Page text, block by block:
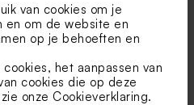
van cookies om je
en om de website en
op je behoeften en
het aanpassen van
cookies die op deze
onze Cookieverklaring.